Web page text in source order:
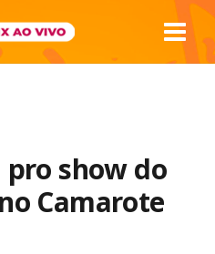
show do
Camarote